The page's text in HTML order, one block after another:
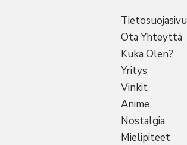
Tietosuojasivu
Ota Yhteyttä
Kuka Olen?
Yritys
Vinkit
Anime
Nostalgia
Mielipiteet